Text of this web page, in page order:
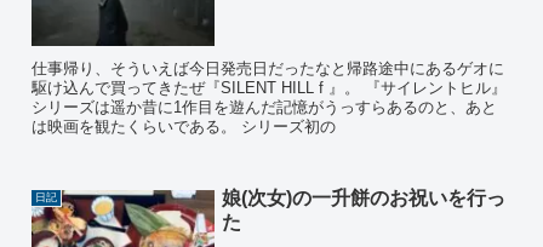
仕事帰り、そういえば今日発売日だったなと帰路途中にあるゲオに
駆け込んで買ってきたぜ『SILENT HILL f 』。 『サイレントヒル』
シリーズは遥か昔に1作目を遊んだ記憶がうっすらあるのと、あと
は映画を観たくらいである。 シリーズ初の
日記
娘(次女)の一升餅のお祝いを行っ
た